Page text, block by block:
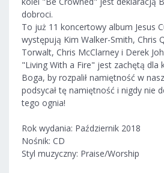
dobroci.
To już 11 koncertowy album Jesus
występują Kim Walker-Smith, Chris
Torwalt, Chris McClarney i Derek
"Living With a Fire" jest zachętą dla
Boga, by rozpalił namiętność w
podsycał tę namiętność i nigdy nie
tego ognia!
Rok wydania: Październik 2018
Nośnik: CD
Styl muzyczny: Praise/Worship